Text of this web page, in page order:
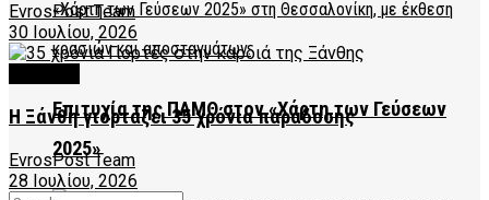
Επιτυχία της ΠΑΜΘ στον «Χάρτη των Γεύσεων
2025»
EvrosPost Team
30 Ιουλίου, 2026
Η Ξάνθη γιορτάζει 35 χρόνια παράδοσης
EvrosPost Team
28 Ιουλίου, 2026